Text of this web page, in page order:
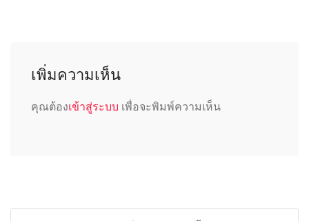
เพิ่มความเห็น
คุณต้องเข้าสู่ระบบ เพื่อจะพิมพ์ความเห็น